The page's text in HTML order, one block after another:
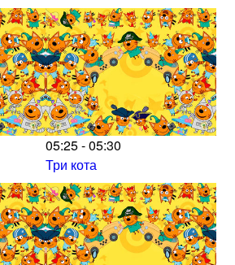
05:25 - 05:30
Три кота